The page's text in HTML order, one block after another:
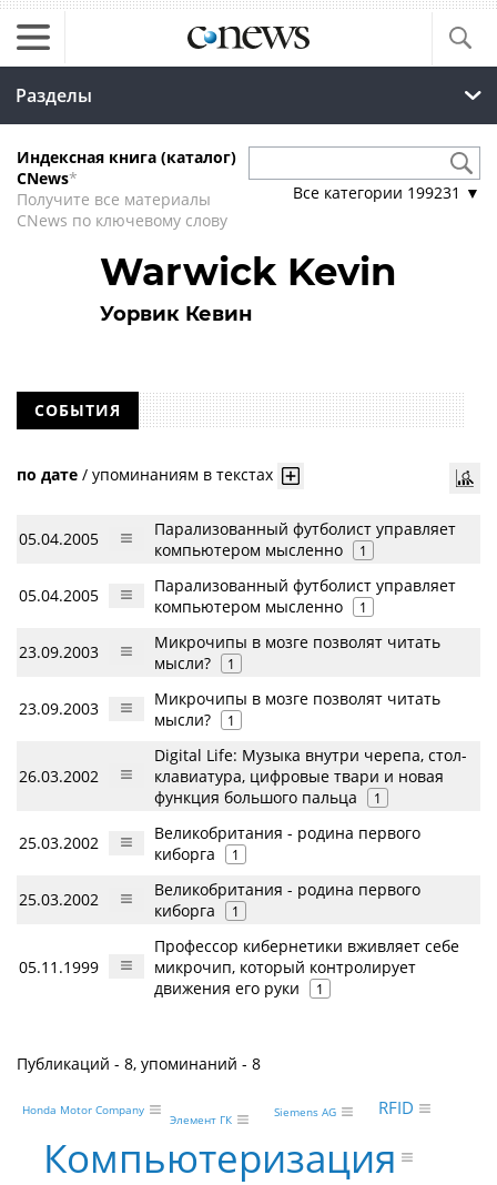
Разделы
Индексная книга (каталог)
CNews*
Получите все материалы
CNews по ключевому слову
Все категории 199231 ▼
Warwick Kevin
Уорвик Кевин
СОБЫТИЯ
по дате / упоминаниям в текстах
05.04.2005
Парализованный футболист управляет
компьютером мысленно
1
05.04.2005
Парализованный футболист управляет
компьютером мысленно
1
23.09.2003
Микрочипы в мозге позволят читать
мысли?
1
23.09.2003
Микрочипы в мозге позволят читать
мысли?
1
26.03.2002
Digital Life: Музыка внутри черепа, стол-
клавиатура, цифровые твари и новая
функция большого пальца
1
25.03.2002
Великобритания - родина первого
киборга
1
25.03.2002
Великобритания - родина первого
киборга
1
05.11.1999
Профессор кибернетики вживляет себе
микрочип, который контролирует
движения его руки
1
Публикаций - 8, упоминаний - 8
Компьютеризация
RFID
Siemens AG
Элемент ГК
Honda Motor Company